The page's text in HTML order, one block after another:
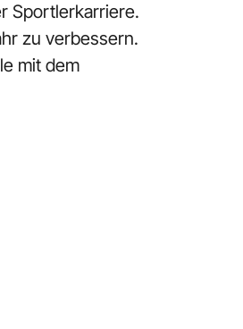
Sportlerkarriere.
zu verbessern.
mit dem